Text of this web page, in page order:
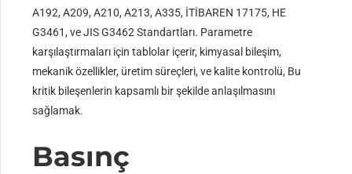
A192, A209, A210, A213, A335, İTİBAREN 17175, HE
G3461, ve JIS G3462 Standartları. Parametre
karşılaştırmaları için tablolar içerir, kimyasal bileşim,
mekanik özellikler, üretim süreçleri, ve kalite kontrolü, Bu
kritik bileşenlerin kapsamlı bir şekilde anlaşılmasını
sağlamak.
Basınç